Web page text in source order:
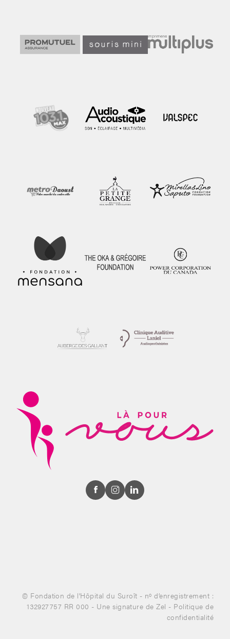
© Fondation de l'Hôpital du Suroît - nº d’enregistrement :
132927757 RR 000 - Une signature de Zel - Politique de
confidentialité